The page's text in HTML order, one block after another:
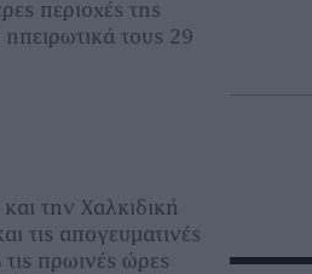
περιοχές της
τους 29
την Χαλκιδική
τις απογευματινές
πρωινές ώρες